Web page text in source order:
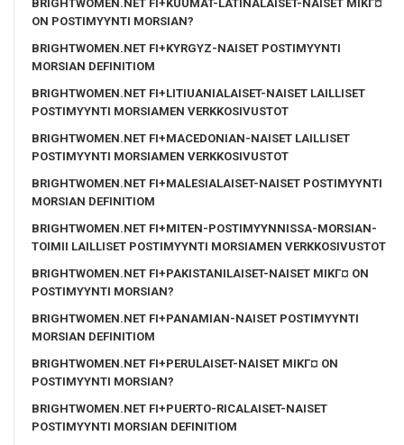
BRIGHTWOMEN.NET FI+KUUMAT-LATINALAISET-NAISET MIKГ¤
ON POSTIMYYNTI MORSIAN?
BRIGHTWOMEN.NET FI+KYRGYZ-NAISET POSTIMYYNTI
MORSIAN DEFINITIOM
BRIGHTWOMEN.NET FI+LITIUANIALAISET-NAISET LAILLISET
POSTIMYYNTI MORSIAMEN VERKKOSIVUSTOT
BRIGHTWOMEN.NET FI+MACEDONIAN-NAISET LAILLISET
POSTIMYYNTI MORSIAMEN VERKKOSIVUSTOT
BRIGHTWOMEN.NET FI+MALESIALAISET-NAISET POSTIMYYNTI
MORSIAN DEFINITIOM
BRIGHTWOMEN.NET FI+MITEN-POSTIMYYNNISSA-MORSIAN-
TOIMII LAILLISET POSTIMYYNTI MORSIAMEN VERKKOSIVUSTOT
BRIGHTWOMEN.NET FI+PAKISTANILAISET-NAISET MIKГ¤ ON
POSTIMYYNTI MORSIAN?
BRIGHTWOMEN.NET FI+PANAMIAN-NAISET POSTIMYYNTI
MORSIAN DEFINITIOM
BRIGHTWOMEN.NET FI+PERULAISET-NAISET MIKГ¤ ON
POSTIMYYNTI MORSIAN?
BRIGHTWOMEN.NET FI+PUERTO-RICALAISET-NAISET
POSTIMYYNTI MORSIAN DEFINITIOM